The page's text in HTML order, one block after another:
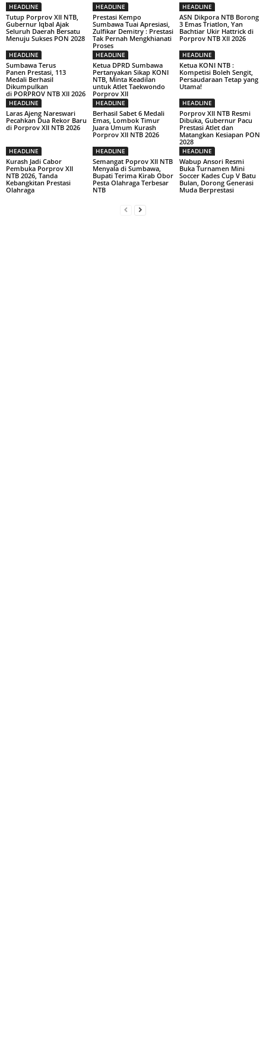
HEADLINE
Tutup Porprov XII NTB,
Gubernur Iqbal Ajak
Seluruh Daerah Bersatu
Menuju Sukses PON 2028
HEADLINE
Prestasi Kempo
Sumbawa Tuai Apresiasi,
Zulfikar Demitry : Prestasi
Tak Pernah Mengkhianati
Proses
HEADLINE
ASN Dikpora NTB Borong
3 Emas Triatlon, Yan
Bachtiar Ukir Hattrick di
Porprov NTB XII 2026
HEADLINE
Sumbawa Terus
Panen Prestasi, 113
Medali Berhasil
Dikumpulkan
di PORPROV NTB XII 2026
HEADLINE
Ketua DPRD Sumbawa
Pertanyakan Sikap KONI
NTB, Minta Keadilan
untuk Atlet Taekwondo
Porprov XII
HEADLINE
Ketua KONI NTB :
Kompetisi Boleh Sengit,
Persaudaraan Tetap yang
Utama!
HEADLINE
Laras Ajeng Nareswari
Pecahkan Dua Rekor Baru
di Porprov XII NTB 2026
HEADLINE
Berhasil Sabet 6 Medali
Emas, Lombok Timur
Juara Umum Kurash
Porprov XII NTB 2026
HEADLINE
Porprov XII NTB Resmi
Dibuka, Gubernur Pacu
Prestasi Atlet dan
Matangkan Kesiapan PON
2028
HEADLINE
Kurash Jadi Cabor
Pembuka Porprov XII
NTB 2026, Tanda
Kebangkitan Prestasi
Olahraga
HEADLINE
Semangat Poprov XII NTB
Menyala di Sumbawa,
Bupati Terima Kirab Obor
Pesta Olahraga Terbesar
NTB
HEADLINE
Wabup Ansori Resmi
Buka Turnamen Mini
Soccer Kades Cup V Batu
Bulan, Dorong Generasi
Muda Berprestasi